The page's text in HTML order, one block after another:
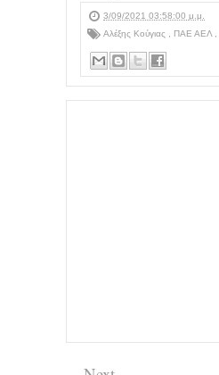
3/09/2021 03:58:00 μ.μ.
Αλέξης Κούγιας
ΠΑΕ ΑΕΛ